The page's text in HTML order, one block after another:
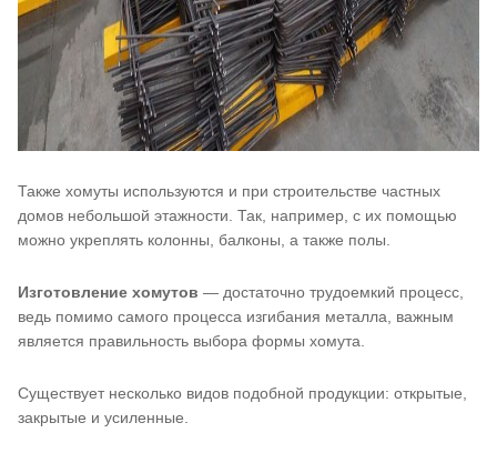
Также хомуты используются и при строительстве частных
домов небольшой этажности. Так, например, с их помощью
можно укреплять колонны, балконы, а также полы.
Изготовление хомутов — достаточно трудоемкий процесс,
ведь помимо самого процесса изгибания металла, важным
является правильность выбора формы хомута.
Существует несколько видов подобной продукции: открытые,
закрытые и усиленные.